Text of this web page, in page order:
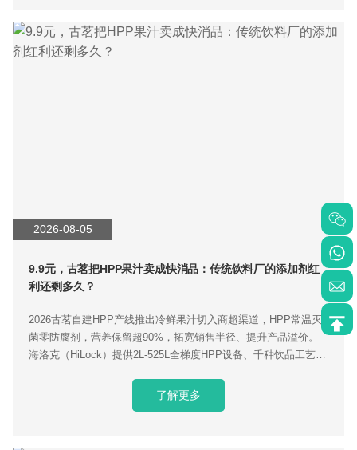
2026-08-05
9.9元，古茗把HPP果汁卖成快消品：传统饮料厂的添加剂红
利还剩多久？
2026古茗自建HPP产线推出冷鲜果汁切入商超渠道，HPP常温灭
菌零防腐剂，营养保留超90%，拓宽销售半径、提升产品溢价。
海洛克（HiLock）提供2L-525L全梯度HPP设备、千种饮品工艺库
了解更多